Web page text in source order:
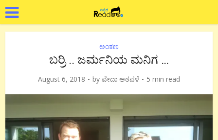
ಅಂಕಣ
ಬರ್ರಿ .. ಜರ್ಮನಿಯ ಮನಿಗ …
August 6, 2018 by ವೇದಾ ಅಠವಳೆ 5 min read